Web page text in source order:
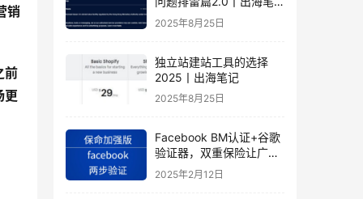
销
前
更
记
2025年8月25日
独立站建站工具的选择
2025丨出海笔记
2025年8月25日
Facebook BM认证+谷歌
验证器，双重保险让广告
投手账号稳如泰山
2025年2月12日